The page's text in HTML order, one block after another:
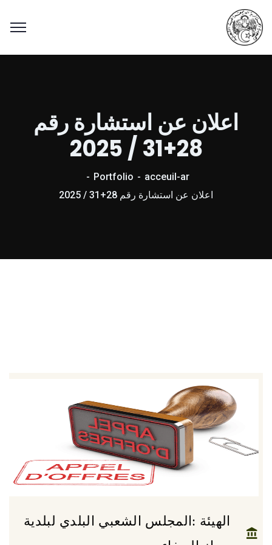
اعلان عن استشارة رقم
28+31 / 2025
acceuil-ar
Portfolio
اعلان عن استشارة رقم 28+31 / 2025
الهيئة :المجلس الشعبي البلدي لبلدية